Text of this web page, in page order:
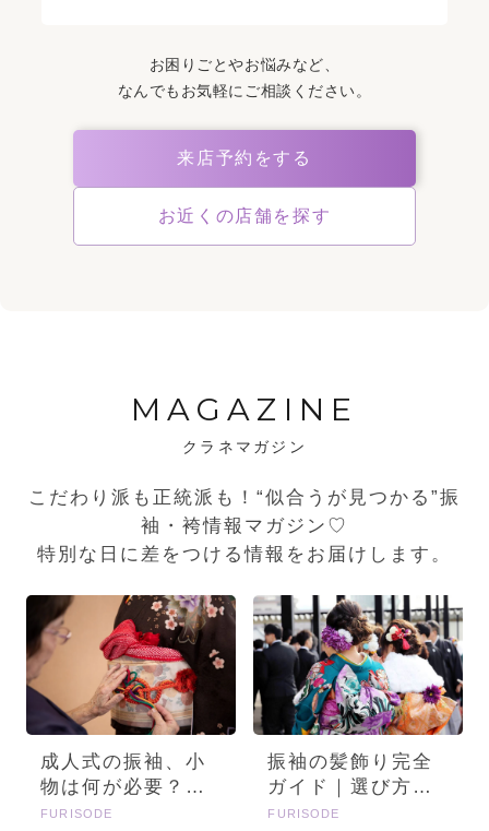
お困りごとやお悩みなど、
なんでもお気軽にご相談ください。
来店予約をする
お近くの店舗を探す
MAGAZINE
クラネマガジン
こだわり派も正統派も！“似合うが見つかる”振
袖・袴情報マガジン♡
特別な日に差をつける情報をお届けします。
成人式の振袖、小
物は何が必要？画
像とセットで詳し
FURISODE
振袖の髪飾り完全
ガイド｜選び方・
種類・トレンドを
FURISODE